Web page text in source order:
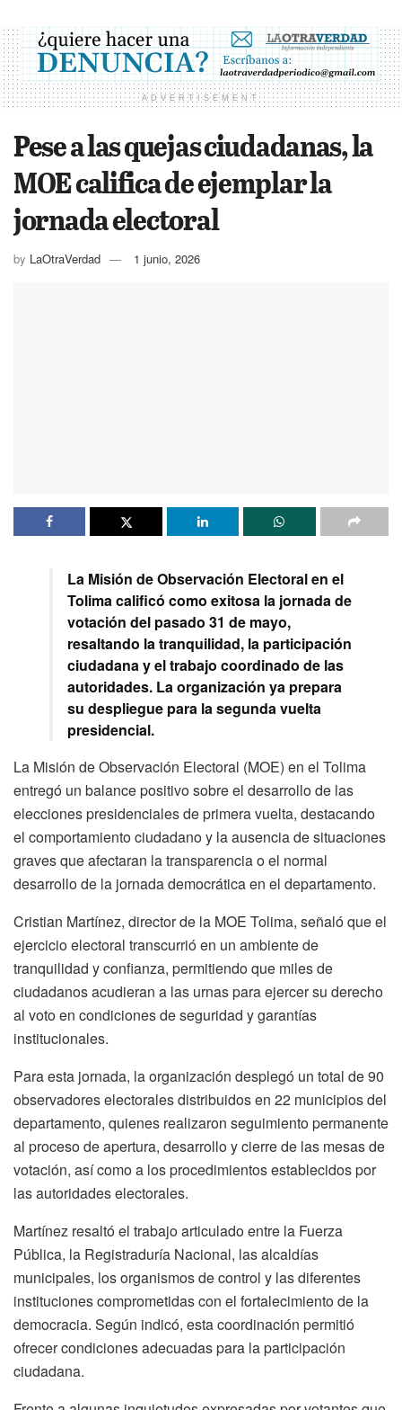
ADVERTISEMENT
Pese a las quejas ciudadanas, la
MOE califica de ejemplar la
jornada electoral
by LaOtraVerdad 1 junio, 2026
La Misión de Observación Electoral en el
Tolima calificó como exitosa la jornada de
votación del pasado 31 de mayo,
resaltando la tranquilidad, la participación
ciudadana y el trabajo coordinado de las
autoridades. La organización ya prepara
su despliegue para la segunda vuelta
presidencial.
La Misión de Observación Electoral (MOE) en el Tolima
entregó un balance positivo sobre el desarrollo de las
elecciones presidenciales de primera vuelta, destacando
el comportamiento ciudadano y la ausencia de situaciones
graves que afectaran la transparencia o el normal
desarrollo de la jornada democrática en el departamento.
Cristian Martínez, director de la MOE Tolima, señaló que el
ejercicio electoral transcurrió en un ambiente de
tranquilidad y confianza, permitiendo que miles de
ciudadanos acudieran a las urnas para ejercer su derecho
al voto en condiciones de seguridad y garantías
institucionales.
Para esta jornada, la organización desplegó un total de 90
observadores electorales distribuidos en 22 municipios del
departamento, quienes realizaron seguimiento permanente
al proceso de apertura, desarrollo y cierre de las mesas de
votación, así como a los procedimientos establecidos por
las autoridades electorales.
Martínez resaltó el trabajo articulado entre la Fuerza
Pública, la Registraduría Nacional, las alcaldías
municipales, los organismos de control y las diferentes
instituciones comprometidas con el fortalecimiento de la
democracia. Según indicó, esta coordinación permitió
ofrecer condiciones adecuadas para la participación
ciudadana.